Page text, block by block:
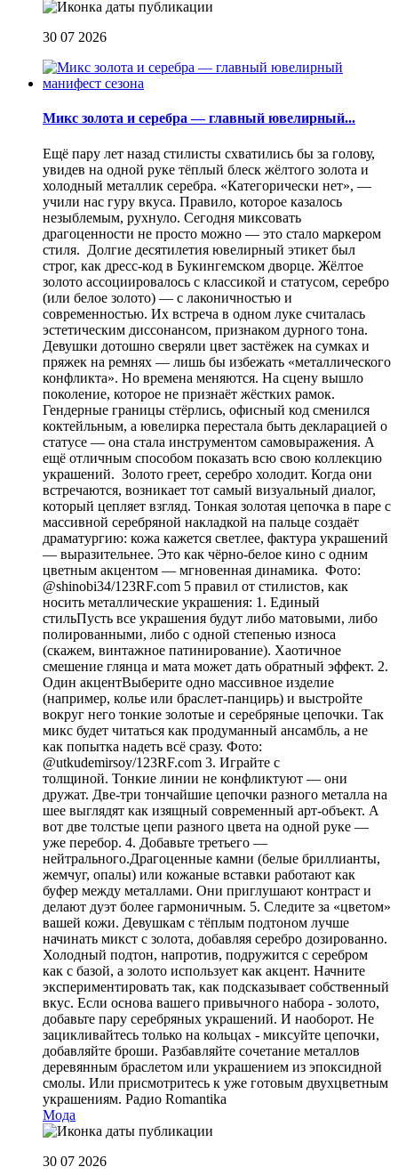
30 07 2026
Микс золота и серебра — главный ювелирный...
Ещё пару лет назад стилисты схватились бы за голову,
увидев на одной руке тёплый блеск жёлтого золота и
холодный металлик серебра. «Категорически нет», —
учили нас гуру вкуса. Правило, которое казалось
незыблемым, рухнуло. Сегодня миксовать
драгоценности не просто можно — это стало маркером
стиля. Долгие десятилетия ювелирный этикет был
строг, как дресс-код в Букингемском дворце. Жёлтое
золото ассоциировалось с классикой и статусом, серебро
(или белое золото) — с лаконичностью и
современностью. Их встреча в одном луке считалась
эстетическим диссонансом, признаком дурного тона.
Девушки дотошно сверяли цвет застёжек на сумках и
пряжек на ремнях — лишь бы избежать «металлического
конфликта». Но времена меняются. На сцену вышло
поколение, которое не признаёт жёстких рамок.
Гендерные границы стёрлись, офисный код сменился
коктейльным, а ювелирка перестала быть декларацией о
статусе — она стала инструментом самовыражения. А
ещё отличным способом показать всю свою коллекцию
украшений. Золото греет, серебро холодит. Когда они
встречаются, возникает тот самый визуальный диалог,
который цепляет взгляд. Тонкая золотая цепочка в паре с
массивной серебряной накладкой на пальце создаёт
драматургию: кожа кажется светлее, фактура украшений
— выразительнее. Это как чёрно-белое кино с одним
цветным акцентом — мгновенная динамика. Фото:
@shinobi34/123RF.com 5 правил от стилистов, как
носить металлические украшения: 1. Единый
стильПусть все украшения будут либо матовыми, либо
полированными, либо с одной степенью износа
(скажем, винтажное патинирование). Хаотичное
смешение глянца и мата может дать обратный эффект. 2.
Один акцентВыберите одно массивное изделие
(например, колье или браслет-панцирь) и выстройте
вокруг него тонкие золотые и серебряные цепочки. Так
микс будет читаться как продуманный ансамбль, а не
как попытка надеть всё сразу. Фото:
@utkudemirsoy/123RF.com 3. Играйте с
толщиной. Тонкие линии не конфликтуют — они
дружат. Две-три тончайшие цепочки разного металла на
шее выглядят как изящный современный арт-объект. А
вот две толстые цепи разного цвета на одной руке —
уже перебор. 4. Добавьте третьего —
нейтрального.Драгоценные камни (белые бриллианты,
жемчуг, опалы) или кожаные вставки работают как
буфер между металлами. Они приглушают контраст и
делают дуэт более гармоничным. 5. Следите за «цветом»
вашей кожи. Девушкам с тёплым подтоном лучше
начинать микст с золота, добавляя серебро дозированно.
Холодный подтон, напротив, подружится с серебром
как с базой, а золото использует как акцент. Начните
экспериментировать так, как подсказывает собственный
вкус. Если основа вашего привычного набора - золото,
добавьте пару серебряных украшений. И наоборот. Не
зацикливайтесь только на кольцах - миксуйте цепочки,
добавляйте броши. Разбавляйте сочетание металлов
деревянным браслетом или украшением из эпоксидной
смолы. Или присмотритесь к уже готовым двухцветным
украшениям. Радио Romantika
Мода
30 07 2026